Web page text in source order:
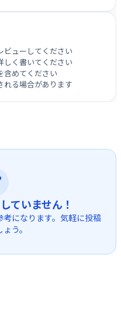
ていません！
になります。気軽に投稿
う。
ビューしてください
しく書いてください
含めてください
れる場合があります